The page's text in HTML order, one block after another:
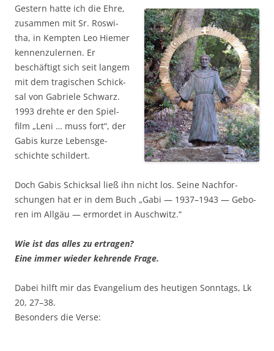
Ges­tern hat­te ich die Ehre,
zusam­men mit Sr. Ros­wi­
tha, in Kemp­ten Leo Hie­mer
ken­nen­zu­ler­nen. Er
beschäf­tigt sich seit lan­gem
mit dem tra­gi­schen Schick­
sal von Gabrie­le Schwarz.
1993 dreh­te er den Spiel­
film „Leni … muss fort“, der
Gabis kur­ze Lebens­ge­
schich­te schildert.
Doch Gabis Schick­sal ließ ihn nicht los. Sei­ne Nach­for­
schun­gen hat er in dem Buch „Gabi — 1937–1943 — Gebo­
ren im All­gäu — ermor­det in Auschwitz.“
Wie ist das alles zu ertragen?
Eine immer wie­der keh­ren­de Frage.
Dabei hilft mir das Evan­ge­li­um des heu­ti­gen Sonn­tags, Lk
20, 27–38.
Beson­ders die Verse: